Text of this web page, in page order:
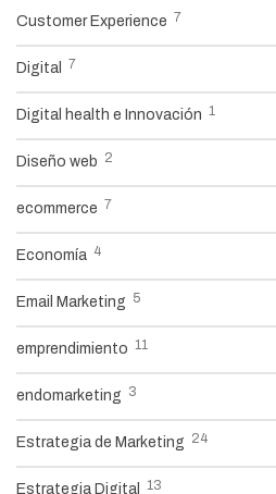
Customer Experience 7
Digital 7
Digital health e Innovación 1
Diseño web 2
ecommerce 7
Economía 4
Email Marketing 5
emprendimiento 11
endomarketing 3
Estrategia de Marketing 24
Estrategia Digital 13